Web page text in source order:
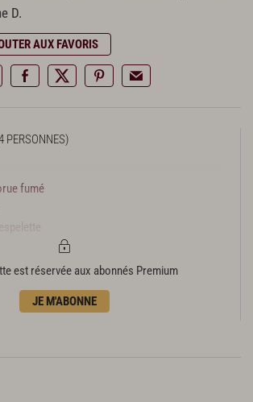
D.
AUX FAVORIS
PERSONNES)
fumé
est réservée aux abonnés Premium
JE M'ABONNE